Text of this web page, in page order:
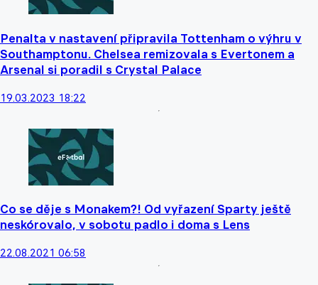
Penalta v nastavení připravila Tottenham o výhru v
Southamptonu. Chelsea remizovala s Evertonem a
Arsenal si poradil s Crystal Palace
19.03.2023 18:22
Co se děje s Monakem?! Od vyřazení Sparty ještě
neskórovalo, v sobotu padlo i doma s Lens
22.08.2021 06:58